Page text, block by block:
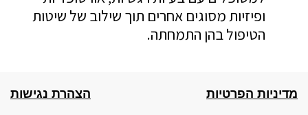
ופיזיות מסוגים אחרים תוך שילוב של שיטות
הטיפול בהן התמחתה.
מדיניות הפרטיות הצהרת נגישות